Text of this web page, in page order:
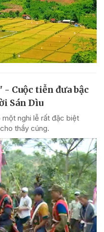
Cuộc tiễn đưa bậc
Sán Dìu
một nghi lễ rất đặc biệt
thầy cúng.